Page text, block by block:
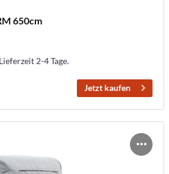
650cm
2-4 Tage.
Jetzt kaufen